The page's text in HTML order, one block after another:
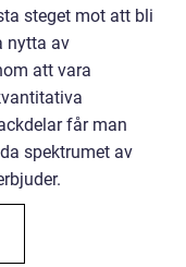
steget mot att bli
nytta av
att vara
får man
spektrumet av